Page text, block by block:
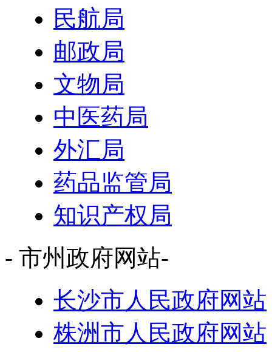
民航局
邮政局
文物局
中医药局
外汇局
药品监管局
知识产权局
- 市州政府网站-
长沙市人民政府网站
株洲市人民政府网站